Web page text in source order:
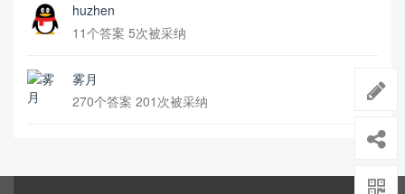
huzhen
11个答案 5次被采纳
雾月
270个答案 201次被采纳